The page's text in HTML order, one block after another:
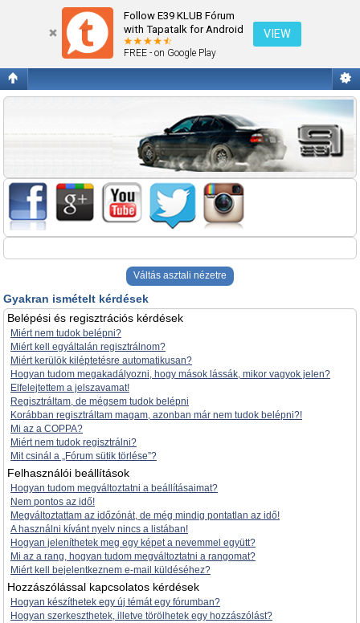
Follow E39 KLUB Fórum
with Tapatalk for Android
FREE - on Google Play
VIEW
Gyakran ismételt kérdések
Váltás asztali nézetre
Gyakran ismételt kérdések
Belépési és regisztrációs kérdések
Miért nem tudok belépni?
Miért kell egyáltalán regisztrálnom?
Miért kerülök kiléptetésre automatikusan?
Hogyan tudom megakadályozni, hogy mások lássák, mikor vagyok jelen?
Elfelejtettem a jelszavamat!
Regisztráltam, de mégsem tudok belépni
Korábban regisztráltam magam, azonban már nem tudok belépni?!
Mi az a COPPA?
Miért nem tudok regisztrálni?
Mit csinál a „Fórum sütik törlése”?
Felhasználói beállítások
Hogyan tudom megváltoztatni a beállításaimat?
Nem pontos az idő!
Megváltoztattam az időzónát, de még mindig pontatlan az idő!
A használni kívánt nyelv nincs a listában!
Hogyan jeleníthetek meg egy képet a nevemmel együtt?
Mi az a rang, hogyan tudom megváltoztatni a rangomat?
Miért kell bejelentkeznem e-mail küldéséhez?
Hozzászólással kapcsolatos kérdések
Hogyan készíthetek egy új témát egy fórumban?
Hogyan szerkeszthetek, illetve törölhetek egy hozzászólást?